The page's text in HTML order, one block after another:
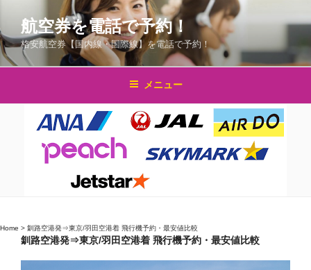
テ
ン
ス
航空券を電話で予約！
格安航空券【国内線・国際線】を電話で予約！
メニュー
Home > 釧路空港発⇒東京/羽田空港着 飛行機予約・最安値比較
釧路空港発⇒東京/羽田空港着 飛行機予約・最安値比較